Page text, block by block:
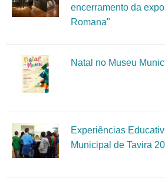
encerramento da
Romana"
Natal no Museu
Experiências
Municipal de Tavira